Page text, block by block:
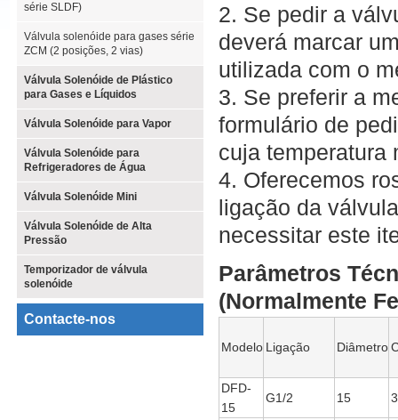
série SLDF)
Válvula solenóide para gases série
ZCM (2 posições, 2 vias)
Válvula Solenóide de Plástico
para Gases e Líquidos
Válvula Solenóide para Vapor
Válvula Solenóide para
Refrigeradores de Água
Válvula Solenóide Mini
Válvula Solenóide de Alta
Pressão
Temporizador de válvula
solenóide
Contacte-nos
2. Se pedir a
deverá marcar
utilizada com o
3. Se preferir a
formulário de
cuja
4. Oferecemos
ligação da
necessitar este
Parâmetros
(Normalmente
Modelo Ligação Diâmetro
DFD-
15
G1/2 15